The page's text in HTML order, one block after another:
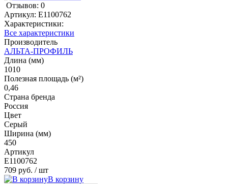
Отзывов: 0
Артикул: E1100762
Характеристики:
Все характеристики
Производитель
АЛЬТА-ПРОФИЛЬ
Длина (мм)
1010
Полезная площадь (м²)
0,46
Страна бренда
Россия
Цвет
Серый
Ширина (мм)
450
Артикул
E1100762
709 руб. / шт
В корзину